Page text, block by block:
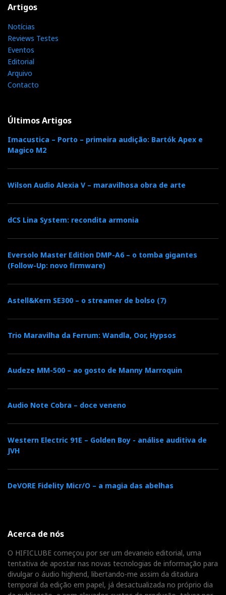
Artigos
Notícias
Reviews Testes
Eventos
Editorial
Arquivo
Contacto
Últimos Artigos
Imacustica – Porto – primeira audição: Bartók Apex e
Magico M2
Wilson Audio Alexia V – maravilhosa obra de arte
dCS Lina System: recondita armonia
Eversolo Master Edition DMP-A6 – o tomba gigantes
(Follow-Up: novo firmware)
Astell&Kern SE300 – o streamer de bolso (7)
Trio Maravilha da Ferrum: Wandla, Oor, Hypsos
Audeze MM-500 – ao gosto de Manny Marroquin
Audio Note Cobra – doce veneno
Western Electric 91E – Golden Boy - análise auditiva de
JVH
DeVORE Fidelity Micr/O – a magia das abelhas
Acerca de nós
O HIFICLUBE começou por ser um devaneio editorial, uma
tentativa de apostar nas novas tecnologias de informação para
divulgar o áudio highend, libertando-me assim da ditadura
temporal da edição em papel, já desactualizada no próprio dia